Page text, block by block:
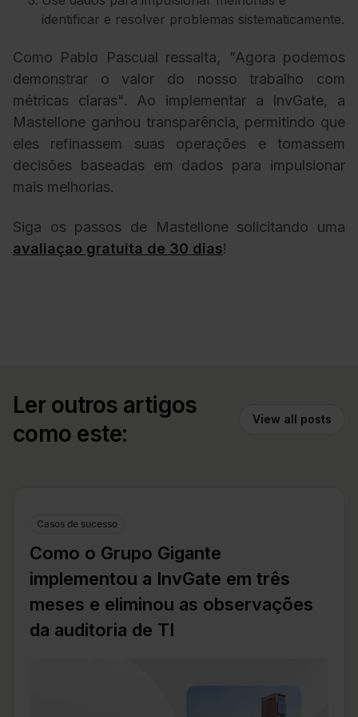
identificar e resolver problemas sistematicamente.
Como Pablo Pascual ressalta, "Agora podemos
demonstrar o valor do nosso trabalho com
métricas claras". Ao implementar a InvGate, a
Mastellone ganhou transparência, permitindo que
eles refinassem suas operações e tomassem
decisões baseadas em dados para impulsionar
mais melhorias.
Siga os passos de Mastellone solicitando uma
avaliaçao gratuita de 30 dias!
Ler outros artigos
como este:
View all posts
Casos de sucesso
Como o Grupo Gigante
implementou a InvGate em três
meses e eliminou as observações
da auditoria de TI